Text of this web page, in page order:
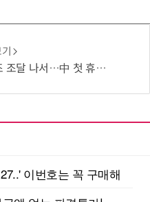
첫 휴머노이드 상장사 탄생 임박